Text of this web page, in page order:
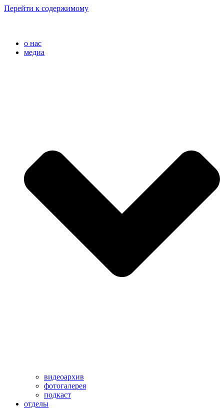
Перейти к содержимому
o нас
медиа
видеоархив
фотогалерея
подкаст
отделы